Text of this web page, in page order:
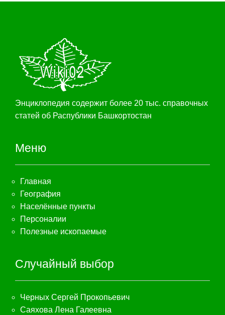
Энциклопедия содержит более 20 тыс. справочных
статей об Распублики Башкортостан
Меню
Главная
География
Населённые пункты
Персоналии
Полезные ископаемые
Случайный выбор
Черных Сергей Прокопьевич
Саяхова Лена Галеевна